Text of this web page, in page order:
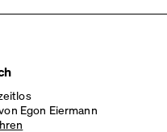
Egon Eiermann